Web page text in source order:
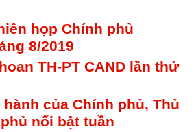
họp Chính phủ
8/2019
TH-PT CAND lần thứ
của Chính phủ, Thủ
nổi bật tuần